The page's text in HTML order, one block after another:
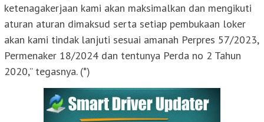
ketenagakerjaan kami akan maksimalkan dan mengikuti
aturan aturan dimaksud serta setiap pembukaan loker
akan kami tindak lanjuti sesuai amanah Perpres 57/2023,
Permenaker 18/2024 dan tentunya Perda no 2 Tahun
2020,” tegasnya. (*)